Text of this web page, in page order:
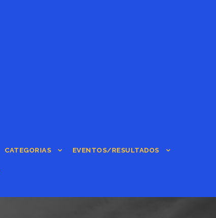
CATEGORIAS EVENTOS/RESULTADOS